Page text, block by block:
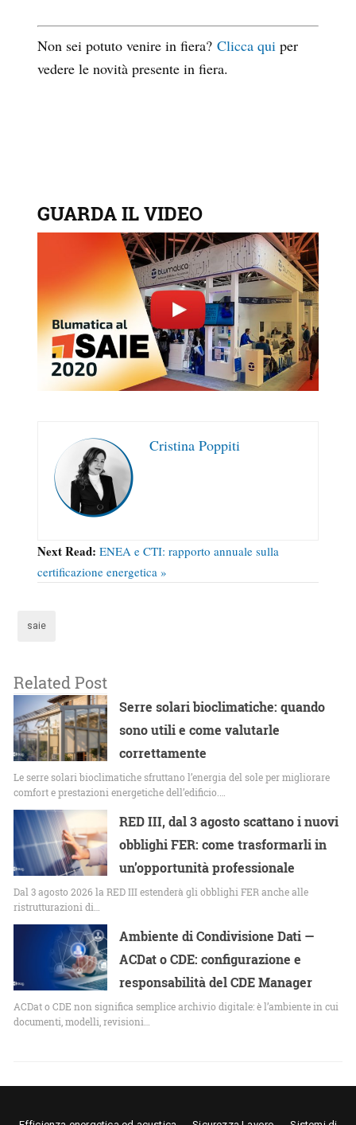
Non sei potuto venire in fiera? Clicca qui per
vedere le novità presente in fiera.
GUARDA IL VIDEO
Cristina Poppiti
Next Read: ENEA e CTI: rapporto annuale sulla
certificazione energetica »
saie
Related Post
Serre solari bioclimatiche: quando
sono utili e come valutarle
correttamente
Le serre solari bioclimatiche sfruttano l’energia del sole per migliorare
comfort e prestazioni energetiche dell’edificio.…
RED III, dal 3 agosto scattano i nuovi
obblighi FER: come trasformarli in
un’opportunità professionale
Dal 3 agosto 2026 la RED III estenderà gli obblighi FER anche alle
ristrutturazioni di…
Ambiente di Condivisione Dati —
ACDat o CDE: configurazione e
responsabilità del CDE Manager
ACDat o CDE non significa semplice archivio digitale: è l’ambiente in cui
documenti, modelli, revisioni…